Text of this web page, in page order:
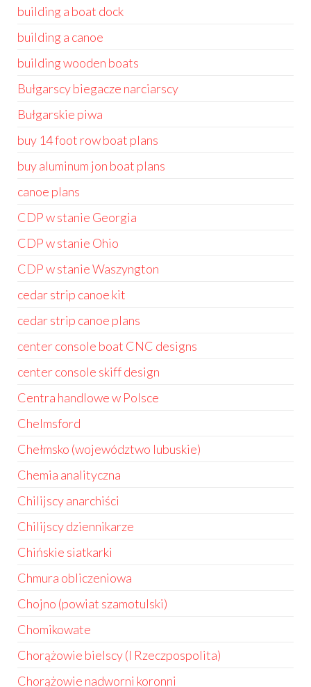
building a boat dock
building a canoe
building wooden boats
Bułgarscy biegacze narciarscy
Bułgarskie piwa
buy 14 foot row boat plans
buy aluminum jon boat plans
canoe plans
CDP w stanie Georgia
CDP w stanie Ohio
CDP w stanie Waszyngton
cedar strip canoe kit
cedar strip canoe plans
center console boat CNC designs
center console skiff design
Centra handlowe w Polsce
Chelmsford
Chełmsko (województwo lubuskie)
Chemia analityczna
Chilijscy anarchiści
Chilijscy dziennikarze
Chińskie siatkarki
Chmura obliczeniowa
Chojno (powiat szamotulski)
Chomikowate
Chorążowie bielscy (I Rzeczpospolita)
Chorążowie nadworni koronni